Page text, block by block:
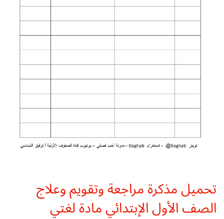
تحميل مذكرة مراجعة وتقويم وعلاج
الصف الأول الإبتدائي مادة لغتي